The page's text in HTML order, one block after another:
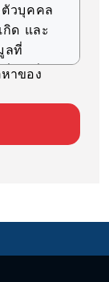
วบุคคล
ด และ
ลที่
ยบเคียง
มารถ
ราบ
าของ